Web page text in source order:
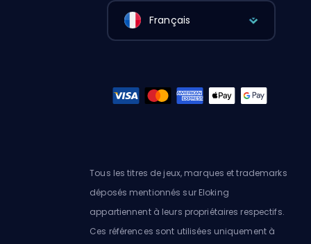
Français
Tous les titres de jeux, marques et trademarks
déposés mentionnés sur Eloking
appartiennent à leurs propriétaires respectifs.
Ces références sont utilisées uniquement à